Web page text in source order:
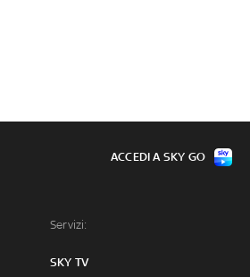
Servizi:
SKY TV
ACCEDI A SKY GO